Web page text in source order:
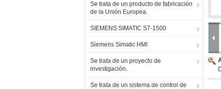
Se trata de un producto de fabricación
de la Unión Europea.
SIEMENS SIMATIC S7-1500
Siemens Simatic HMI
Se trata de un proyecto de
investigación.
Se trata de un sistema de control de